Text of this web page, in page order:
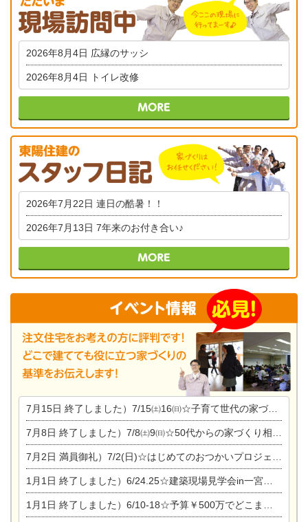
2026年8月4日 広縁のサッシ
2026年8月4日 トイレ改修
2026年7月22日 連日の酷暑！！
2026年7月13日 7年来のお付き合い♪
7月15日 終了しました）7/15㈯16㈰☆子育て世代の家づくり相談会
7月8日 終了しました）7/8㈯9㈰☆50代からの家づくり相談会
7月2日 満員御礼）7/2(日)☆はじめてのおつかいプロジェクト
1月1日 終了しました）6/24.25☆建築現場見学会in一宮市木曽川町
1月1日 終了しました）6/10-18☆予算￥500万でどこまでできるの？リフォーム相談会